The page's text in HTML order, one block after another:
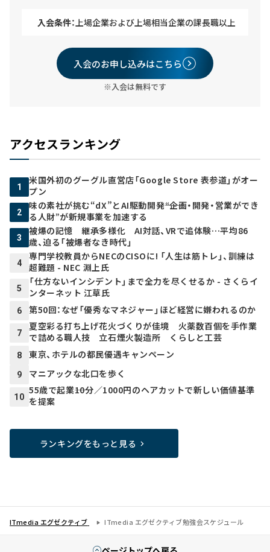
入会条件：上場企業および上場相当企業の課長職以上
入会のお申し込みはこちら
※入会は無料です
アクセスランキング
1
米国外初のグーグル直営店「Google Store 表参道」がオー
プン
2
味の素社が挑む“dX”とAI駆動開発――“企画・開発・営業ができ
る人財”が新規事業を加速する
3
被爆の記憶 継承多様化 AI対話、VRで追体験…平均86
歳、迫る「被爆者なき時代」
4
専門学校教員からNECのCISOに! 「人生は筋トレ」、訓練は
超難題 - NEC 淵上氏
5
「仕方ないインシデント」まで全力を尽くせるか - さくらイ
ンターネット 江草氏
6 第50回：なぜ「優秀なマネジャー」ほど経営に嫌われるのか
7
夏空彩る打ち上げ花火づくりが佳境 火薬数百個を手作業
で詰める職人技 立石煙火製造所 くらしと工芸
8 東京、ホテルの都民優遇キャンペーン
9 マニアックな北口を歩く
10
55歳で起業――10分／1000円のヘアカットで新しい価値基準
を提案
ランキングをもっと見る
ITmedia エグゼクティブ ITmedia エグゼクティブ勉強会スケジュール